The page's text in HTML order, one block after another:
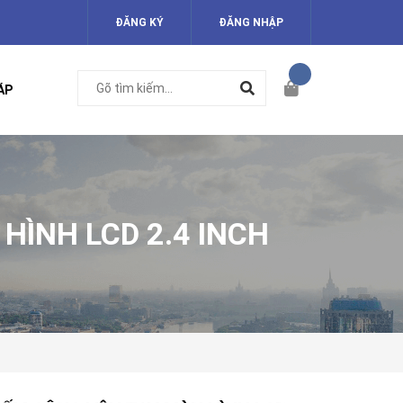
ĐĂNG KÝ ĐĂNG NHẬP
LCD 2.4 INCH